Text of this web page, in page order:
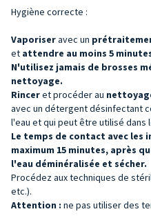
Hygiène correcte :
Vaporiseravec un
et attendre au moins 5
N'utilisez jamais de brosses
nettoyage.
Rinceret procéder au
avec un détergent désinfectant
l'eau et qui peut être utilisé dans
Le temps de contact avec les
maximum 15 minutes, après
l'eau déminéralisée et sécher.
Procédez aux techniques de
etc.).
Attention : ne pas utiliser des